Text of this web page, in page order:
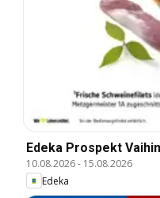
Edeka Prospekt
10.08.2026- 15.08.2026
Edeka